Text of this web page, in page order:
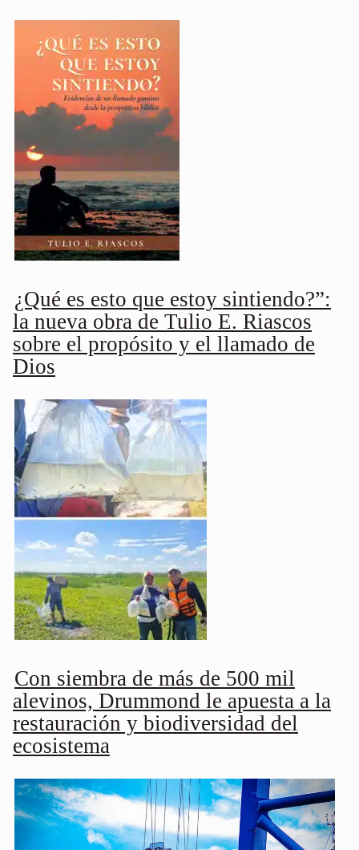
¿Qué es esto que estoy sintiendo?”:
la nueva obra de Tulio E. Riascos
sobre el propósito y el llamado de
Dios
Con siembra de más de 500 mil
alevinos, Drummond le apuesta a la
restauración y biodiversidad del
ecosistema